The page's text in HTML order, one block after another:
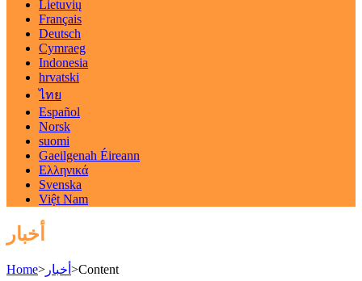
Lietuvių
Français
Deutsch
Cymraeg
Indonesia
hrvatski
ไทย
Español
Norsk
suomi
Gaeilgenah Éireann
Ελληνικά
Svenska
Việt Nam
أخبار
Home> أخبار >Content